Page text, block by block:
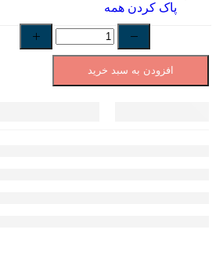
پاک کردن همه
افزودن به سبد خرید